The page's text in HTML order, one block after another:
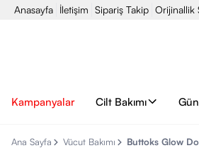
Anasayfa İletişim Sipariş Takip Orijinallik
Kampanyalar Cilt Bakımı
Ana Sayfa Vücut Bakımı Buttoks Glow